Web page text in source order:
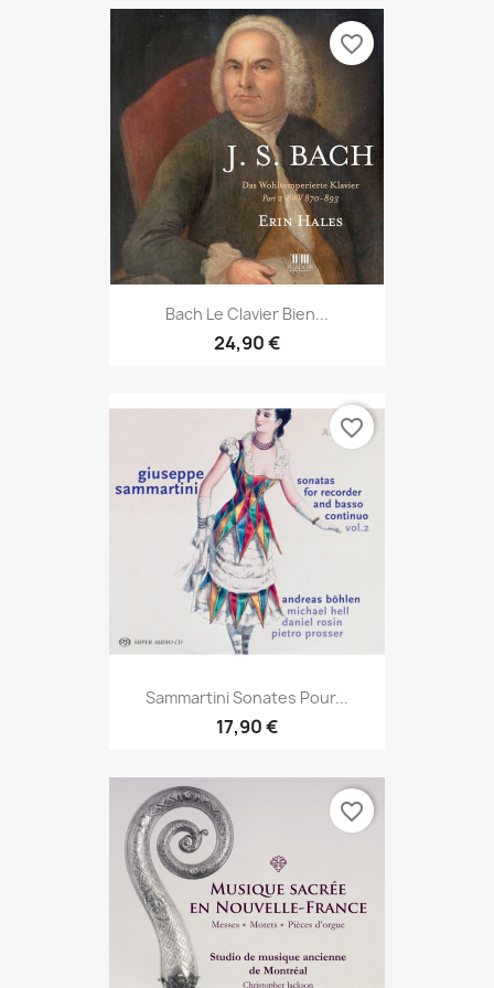
Bach Le Clavier Bien...
24,90 €
favorite_border
Sammartini Sonates Pour...
17,90 €
favorite_border
favorite_border